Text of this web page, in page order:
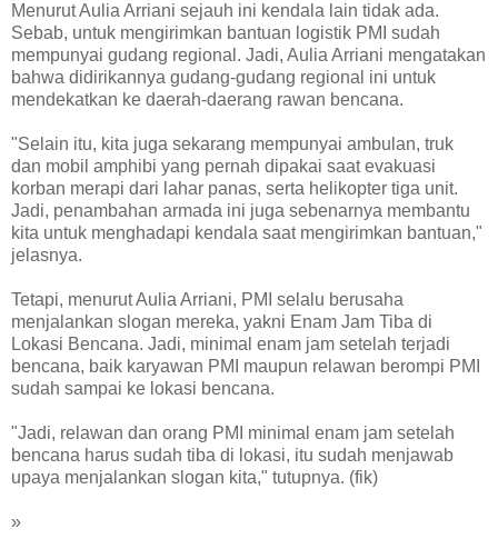
Menurut Aulia Arriani sejauh ini kendala lain tidak ada.
Sebab, untuk mengirimkan bantuan logistik PMI sudah
mempunyai gudang regional. Jadi, Aulia Arriani mengatakan
bahwa didirikannya gudang-gudang regional ini untuk
mendekatkan ke daerah-daerang rawan bencana.
"Selain itu, kita juga sekarang mempunyai ambulan, truk
dan mobil amphibi yang pernah dipakai saat evakuasi
korban merapi dari lahar panas, serta helikopter tiga unit.
Jadi, penambahan armada ini juga sebenarnya membantu
kita untuk menghadapi kendala saat mengirimkan bantuan,"
jelasnya.
Tetapi, menurut Aulia Arriani, PMI selalu berusaha
menjalankan slogan mereka, yakni Enam Jam Tiba di
Lokasi Bencana. Jadi, minimal enam jam setelah terjadi
bencana, baik karyawan PMI maupun relawan berompi PMI
sudah sampai ke lokasi bencana.
"Jadi, relawan dan orang PMI minimal enam jam setelah
bencana harus sudah tiba di lokasi, itu sudah menjawab
upaya menjalankan slogan kita," tutupnya. (fik)
»